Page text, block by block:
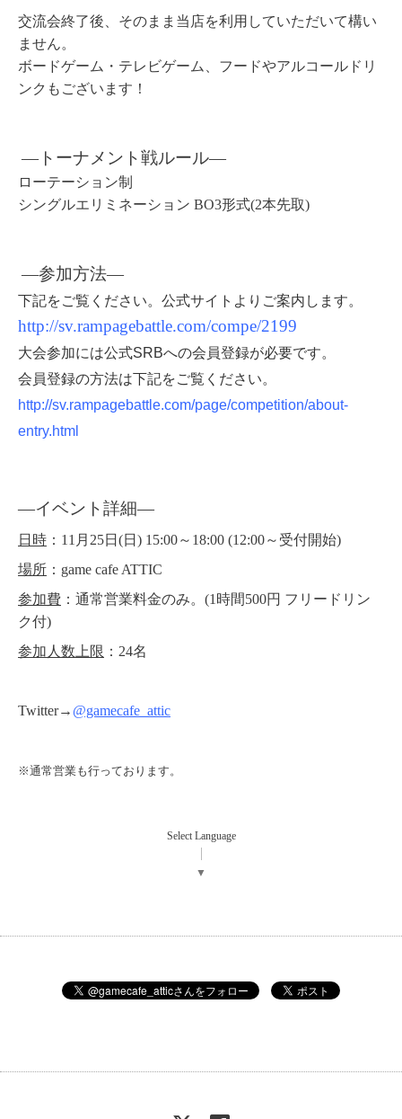
交流会終了後、そのまま当店を利用していただいて構い
ません。
ボードゲーム・テレビゲーム、フードやアルコールドリ
ンクもございます！
―トーナメント戦ルール―
ローテーション制
シングルエリミネーション BO3形式(2本先取)
―参加方法―
下記をご覧ください。公式サイトよりご案内します。
http://sv.rampagebattle.com/compe/2199
大会参加には公式SRBへの会員登録が必要です。
会員登録の方法は下記をご覧ください。
http://sv.rampagebattle.com/page/competition/about-
entry.html
―イベント詳細―
日時 ：11月25日(日) 15:00～18:00 (12:00～受付開始)
場所 ：game cafe ATTIC
参加費 ：通常営業料金のみ。(1時間500円 フリードリン
ク付)
参加人数上限 ：24名
Twitter→ @gamecafe_attic
※通常営業も行っております。
Select Language
▼